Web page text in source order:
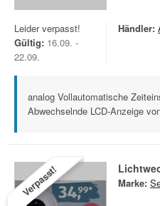
Leider verpasst!
Gültig: 16.09. -
22.09.
Händler:
analog Vollautomatische
Abwechselnde LCD-Anzeige
Verpasst! Marke: